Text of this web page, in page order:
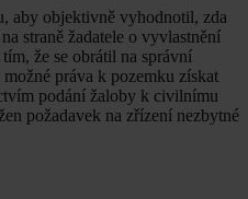
aby objektivně vyhodnotil, zda
straně žadatele o vyvlastnění
že se obrátil na správní
práva k pozemku získat
podání žaloby k civilnímu
požadavek na zřízení nezbytné